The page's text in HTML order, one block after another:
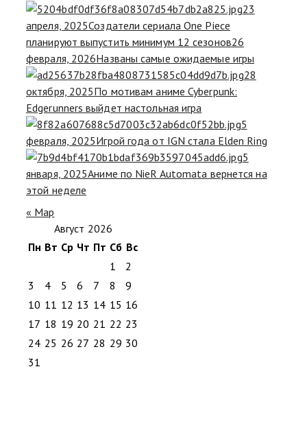
23
апреля, 2025Создатели сериала One Piece
планируют выпустить минимум 12 сезонов26
февраля, 2026Названы самые ожидаемые игры
28
октября, 2025По мотивам аниме Cyberpunk:
Edgerunners выйдет настольная игра
5
февраля, 2025Игрой года от IGN стала Elden Ring
5
января, 2025Аниме по NieR Automata вернется на
этой неделе
« Мар
Август 2026
Пн Вт Ср Чт Пт Сб Вс
1
2
3
4 5 6 7 8
9
10 11 12 13 14 15 16
17 18 19 20 21 22 23
24 25 26 27 28 29 30
31